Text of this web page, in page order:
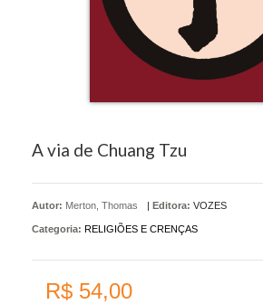
A via de Chuang Tzu
Autor: Merton, Thomas | Editora: VOZES
Categoria: RELIGIÕES E CRENÇAS
R$ 54,00